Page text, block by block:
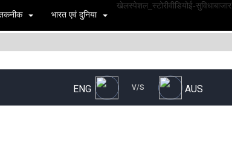
तकनीक भारत एवं दुनिया
खेलस्पेशल_स्टोरीवीडियोई-सुविधाबाजार